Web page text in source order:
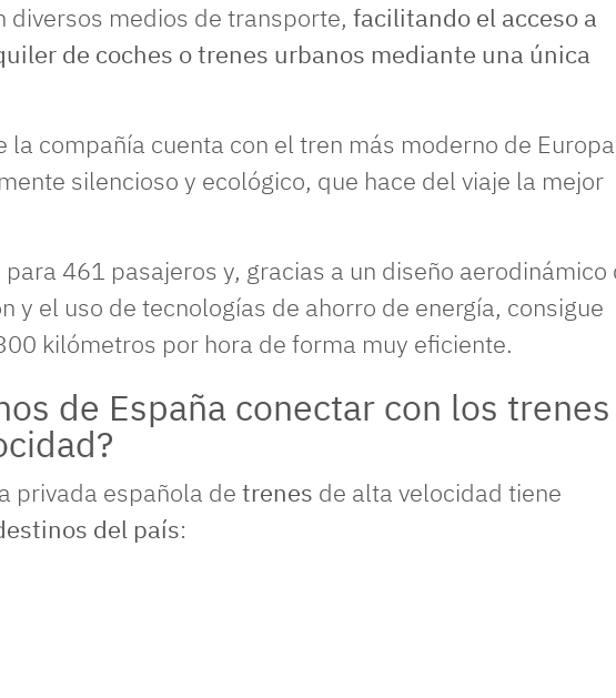
diversos medios de transporte, facilitando el acceso a
de coches o trenes urbanos mediante una única
la compañía cuenta con el tren más moderno de
silencioso y ecológico, que hace del viaje la mejor
461 pasajeros y, gracias a un diseño aerodinámico
y el uso de tecnologías de ahorro de energía, consigue
kilómetros por hora de forma muy eficiente.
de España conectar con los trenes
privada española de trenes de alta velocidad tiene
del país: